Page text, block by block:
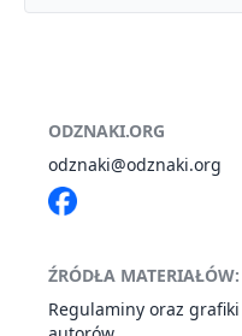
ODZNAKI.ORG
odznaki@odznaki.org
ŹRÓDŁA MATERIAŁÓW:
Regulaminy oraz